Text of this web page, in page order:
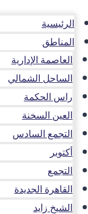
الرئيسية
المناطق
العاصمة الإدارية
الساحل الشمالي
راس الحكمة
العين السخنة
التجمع السادس
أكتوبر
التجمع
القاهرة الجديدة
الشيخ زايد